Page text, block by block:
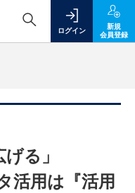
ログイン
新規
会員登録
る」
活用は『活用